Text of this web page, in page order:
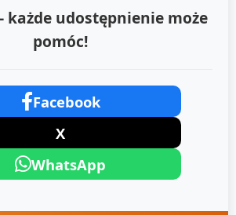
każde udostępnienie może
pomóc!
Facebook
X
WhatsApp